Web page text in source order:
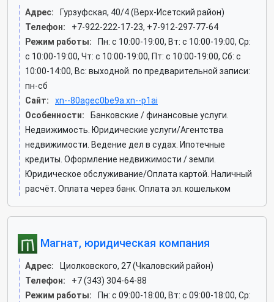
Адрес:
Гурзуфская, 40/4 (Верх-Исетский район)
Телефон:
+7-922-222-17-23, +7-912-297-77-64
Режим работы:
Пн: c 10:00-19:00, Вт: c 10:00-19:00, Ср:
c 10:00-19:00, Чт: c 10:00-19:00, Пт: c 10:00-19:00, Сб: c
10:00-14:00, Вс: выходной. по предварительной записи:
пн-сб
Сайт:
xn--80agec0be9a.xn--p1ai
Особенности:
Банковские / финансовые услуги.
Недвижимость. Юридические услуги/Агентства
недвижимости. Ведение дел в судах. Ипотечные
кредиты. Оформление недвижимости / земли.
Юридическое обслуживание/Оплата картой. Наличный
расчёт. Оплата через банк. Оплата эл. кошельком
Магнат, юридическая компания
Адрес:
Циолковского, 27 (Чкаловский район)
Телефон:
+7 (343) 304-64-88
Режим работы:
Пн: c 09:00-18:00, Вт: c 09:00-18:00, Ср: